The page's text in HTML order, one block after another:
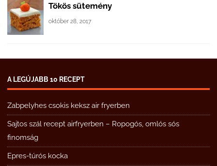
Tökös sütemény
október 28, 2017
A LEGÚJABB 10 RECEPT
Zabpelyhes csokis keksz air fryerben
Sajtos szál recept airfryerben – Ropogós, omlós sós
finomság
Epres-túrós kocka